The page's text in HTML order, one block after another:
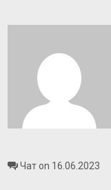
Чат on 16.06.2023